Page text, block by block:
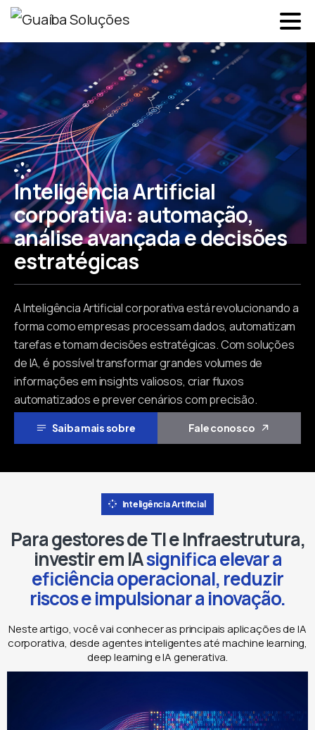
InteligênciaArtificial
corporativa: automação,
análiseavançadaedecisões
estratégicas
A Inteligência Artificial corporativa está revolucionando a
forma como empresas processam dados, automatizam
tarefas e tomam decisões estratégicas. Com soluções
de IA, é possível transformar grandes volumes de
informações em insights valiosos, criar fluxos
automatizados e prever cenários com precisão.
Saiba mais sobre Fale conosco
Inteligência Artificial
Para gestores de TI e Infraestrutura,
investir em IAsignifica elevar a
eficiência operacional, reduzir
riscos e impulsionar a inovação.
Neste artigo, você vai conhecer as principais aplicações de IA
corporativa, desde agentes inteligentes até machine learning,
deep learning e IA generativa.